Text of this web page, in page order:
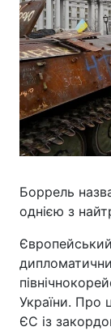
Боррель
однією з
України. Про
ЄС із